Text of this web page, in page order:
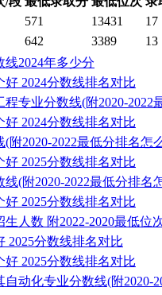
571 13431
17
642 3389
13
2024年多少分
2024分数线排名对比
专业分数线(附2020-2022
2024分数线排名对比
附2020-2022最低分排名怎
2025分数线排名对比
(附2020-2022最低分排名
2025分数线排名对比
人数 附2022-2020最低位
2025分数线排名对比
2025分数线排名对比
动化专业分数线(附2020-